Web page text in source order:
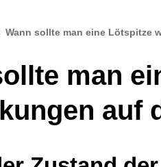
Wann sollte man eine Lötspitze
man
auf